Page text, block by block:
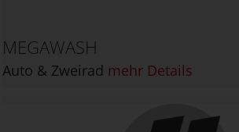
MEGAWASH
Auto & Zweirad mehr Details